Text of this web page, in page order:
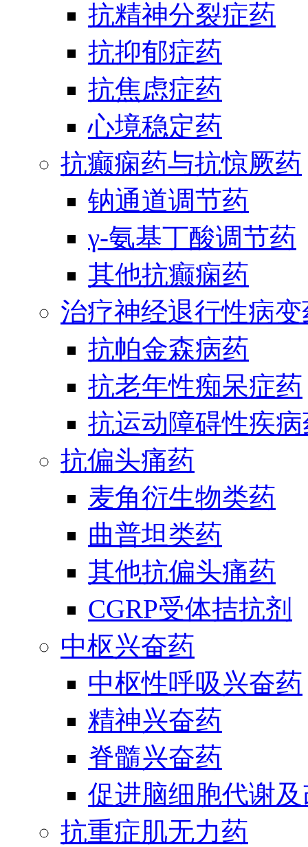
抗精神分裂症药
抗抑郁症药
抗焦虑症药
心境稳定药
抗癫痫药与抗惊厥药
钠通道调节药
γ-氨基丁酸调节药
其他抗癫痫药
治疗神经退行性病
抗帕金森病药
抗老年性痴呆症药
抗运动障碍性疾
抗偏头痛药
麦角衍生物类药
曲普坦类药
其他抗偏头痛药
CGRP受体拮抗剂
中枢兴奋药
中枢性呼吸兴奋药
精神兴奋药
脊髓兴奋药
促进脑细胞代谢
抗重症肌无力药